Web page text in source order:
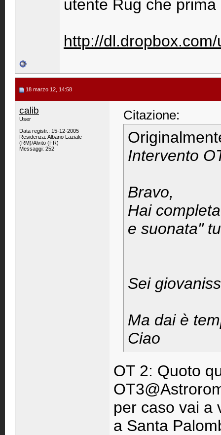
utente Rug che
http://
18 marzo 12, 14:58
calib
User
Data registr.: 15-12-2005
Residenza: Albano Laziale
(RM)/Alvito (FR)
Messaggi: 252
Citazione:
Intervento
Bravo,
Hai
e suonata"
Sei
Ma dai è
Ciao
OT 2: Quoto
per caso vai a
a Santa